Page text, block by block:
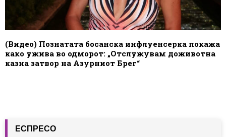
(Видео) Познатата босанска инфлуенсерка покажа
како ужива во одморот: „Отслужувам доживотна
казна затвор на Азурниот Брег“
ЕСПРЕСО